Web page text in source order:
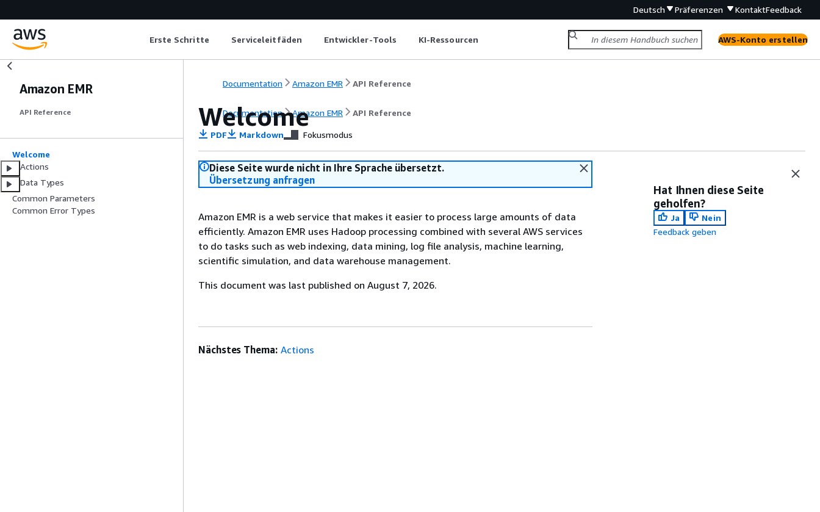
Deutsch Präferenzen KontaktFeedback
Erste Schritte Serviceleitfäden Entwickler-Tools KI-Ressourcen AWS-Konto erstellen
Amazon EMR
API Reference
Welcome
Actions
Data Types
Common Parameters
Common Error Types
Documentation Amazon EMR API Reference
Documentation Amazon EMR API Reference
Welcome
PDF Markdown Fokusmodus
Diese Seite wurde nicht in Ihre Sprache übersetzt.
Übersetzung anfragen
Amazon EMR is a web service that makes it easier to process large amounts of data
efficiently. Amazon EMR uses Hadoop processing combined with several AWS services
to do tasks such as web indexing, data mining, log file analysis, machine learning,
scientific simulation, and data warehouse management.
This document was last published on August 7, 2026.
Hat Ihnen diese Seite
geholfen?
Ja
Nein
Feedback geben
Nächstes Thema: Actions